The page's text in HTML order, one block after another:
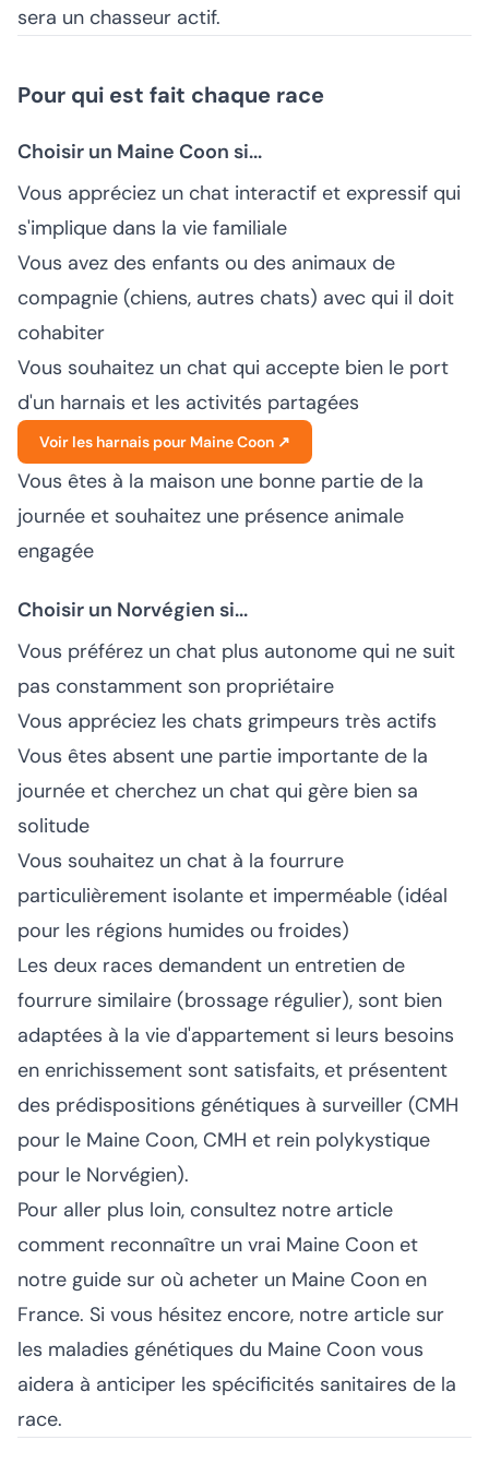
sera un chasseur actif.
Pour qui est fait chaque race
Choisir un Maine Coon si...
Vous appréciez un chat interactif et expressif qui
s'implique dans la vie familiale
Vous avez des enfants ou des animaux de
compagnie (chiens, autres chats) avec qui il doit
cohabiter
Vous souhaitez un chat qui accepte bien le port
d'un harnais et les activités partagées
Voir les harnais pour Maine Coon ↗
Vous êtes à la maison une bonne partie de la
journée et souhaitez une présence animale
engagée
Choisir un Norvégien si...
Vous préférez un chat plus autonome qui ne suit
pas constamment son propriétaire
Vous appréciez les chats grimpeurs très actifs
Vous êtes absent une partie importante de la
journée et cherchez un chat qui gère bien sa
solitude
Vous souhaitez un chat à la fourrure
particulièrement isolante et imperméable (idéal
pour les régions humides ou froides)
Les deux races demandent un entretien de
fourrure similaire (brossage régulier), sont bien
adaptées à la vie d'appartement si leurs besoins
en enrichissement sont satisfaits, et présentent
des prédispositions génétiques à surveiller (CMH
pour le Maine Coon, CMH et rein polykystique
pour le Norvégien).
Pour aller plus loin, consultez notre article
comment reconnaître un vrai Maine Coon et
notre guide sur où acheter un Maine Coon en
France. Si vous hésitez encore, notre article sur
les maladies génétiques du Maine Coon vous
aidera à anticiper les spécificités sanitaires de la
race.